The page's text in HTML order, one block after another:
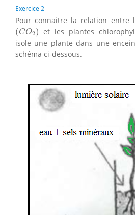
Exercice 2
Pour connaitre la relation entre
(CO2)
(CO2 ) et les plantes
isole une plante dans une
schéma ci-dessous.